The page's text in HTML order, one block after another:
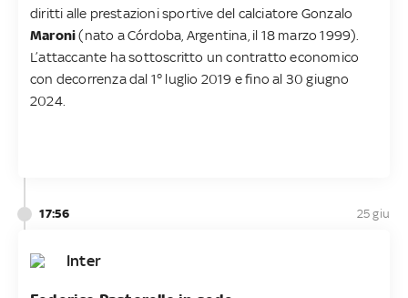
diritti alle prestazioni sportive del calciatore Gonzalo
Maroni(nato a Córdoba, Argentina, il 18 marzo 1999).
L’attaccante ha sottoscritto un contratto economico
con decorrenza dal 1° luglio 2019 e fino al 30 giugno
2024.
17:56 25 giu
Inter